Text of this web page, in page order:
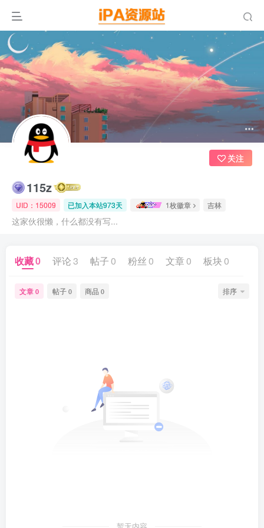
115z
UID：15009 已加入本站973天 1枚徽章 吉林
这家伙很懒，什么都没有写...
关注
收藏0 评论 3 帖子 0 粉丝 0 文章0 板块 0
文章 0 帖子 0 商品 0 排序